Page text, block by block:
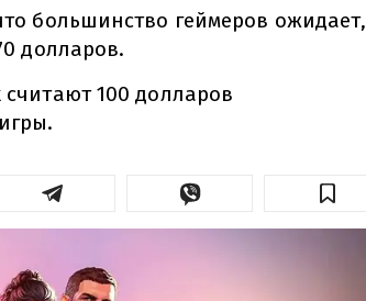
большинство геймеров ожидает,
долларов.
100 долларов